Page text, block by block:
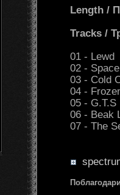
Length /
Tracks /
01 - Lewd
02 -
03 - Cold
04 -
05 - G.T.S
06 - Beak
07 - The